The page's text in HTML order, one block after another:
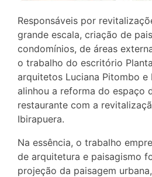
Responsáveis por
grande escala, criação de
condomínios, de áreas
o trabalho do escritório
arquitetos Luciana Pitombo e
alinhou a reforma do espaço
restaurante com a
Ibirapuera.
Na essência, o trabalho
de arquitetura e paisagismo
projeção da paisagem